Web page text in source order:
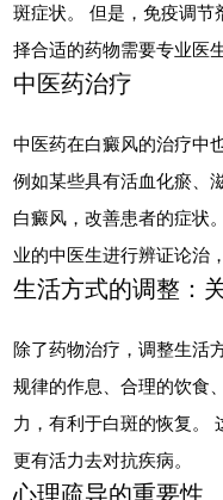
斑症状。 但是，免疫调节
择合适的药物需要专业医
中医药治疗
中医药在白癜风的治疗中
例如某些具有活血化瘀、
白癜风，改善患者的症状
业的中医生进行辨证论治
生活方式的调整：
除了药物治疗，调整生活
规律的作息、合理的饮食
力，有利于白斑的恢复。
更有活力去对抗疾病。
心理疏导的重要性